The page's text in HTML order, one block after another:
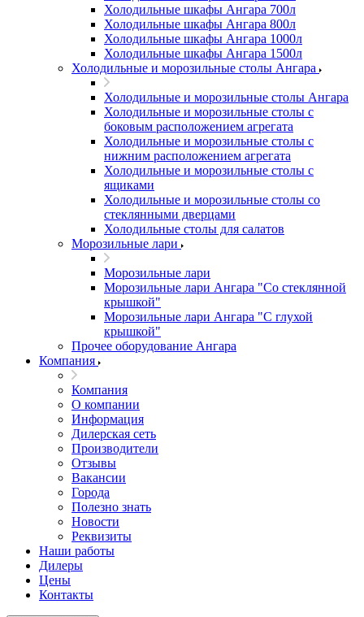
Холодильные шкафы Ангара 700л
Холодильные шкафы Ангара 800л
Холодильные шкафы Ангара 1000л
Холодильные шкафы Ангара 1500л
Холодильные и морозильные столы Ангара
Холодильные и морозильные столы Ангара
Холодильные и морозильные столы с
боковым расположением агрегата
Холодильные и морозильные столы с
нижним расположением агрегата
Холодильные и морозильные столы с
ящиками
Холодильные и морозильные столы со
стеклянными дверцами
Холодильные столы для салатов
Морозильные лари
Морозильные лари
Морозильные лари Ангара "Со стеклянной
крышкой"
Морозильные лари Ангара "С глухой
крышкой"
Прочее оборудование Ангара
Компания
Компания
О компании
Информация
Дилерская сеть
Производители
Отзывы
Вакансии
Города
Полезно знать
Новости
Реквизиты
Наши работы
Дилеры
Цены
Контакты